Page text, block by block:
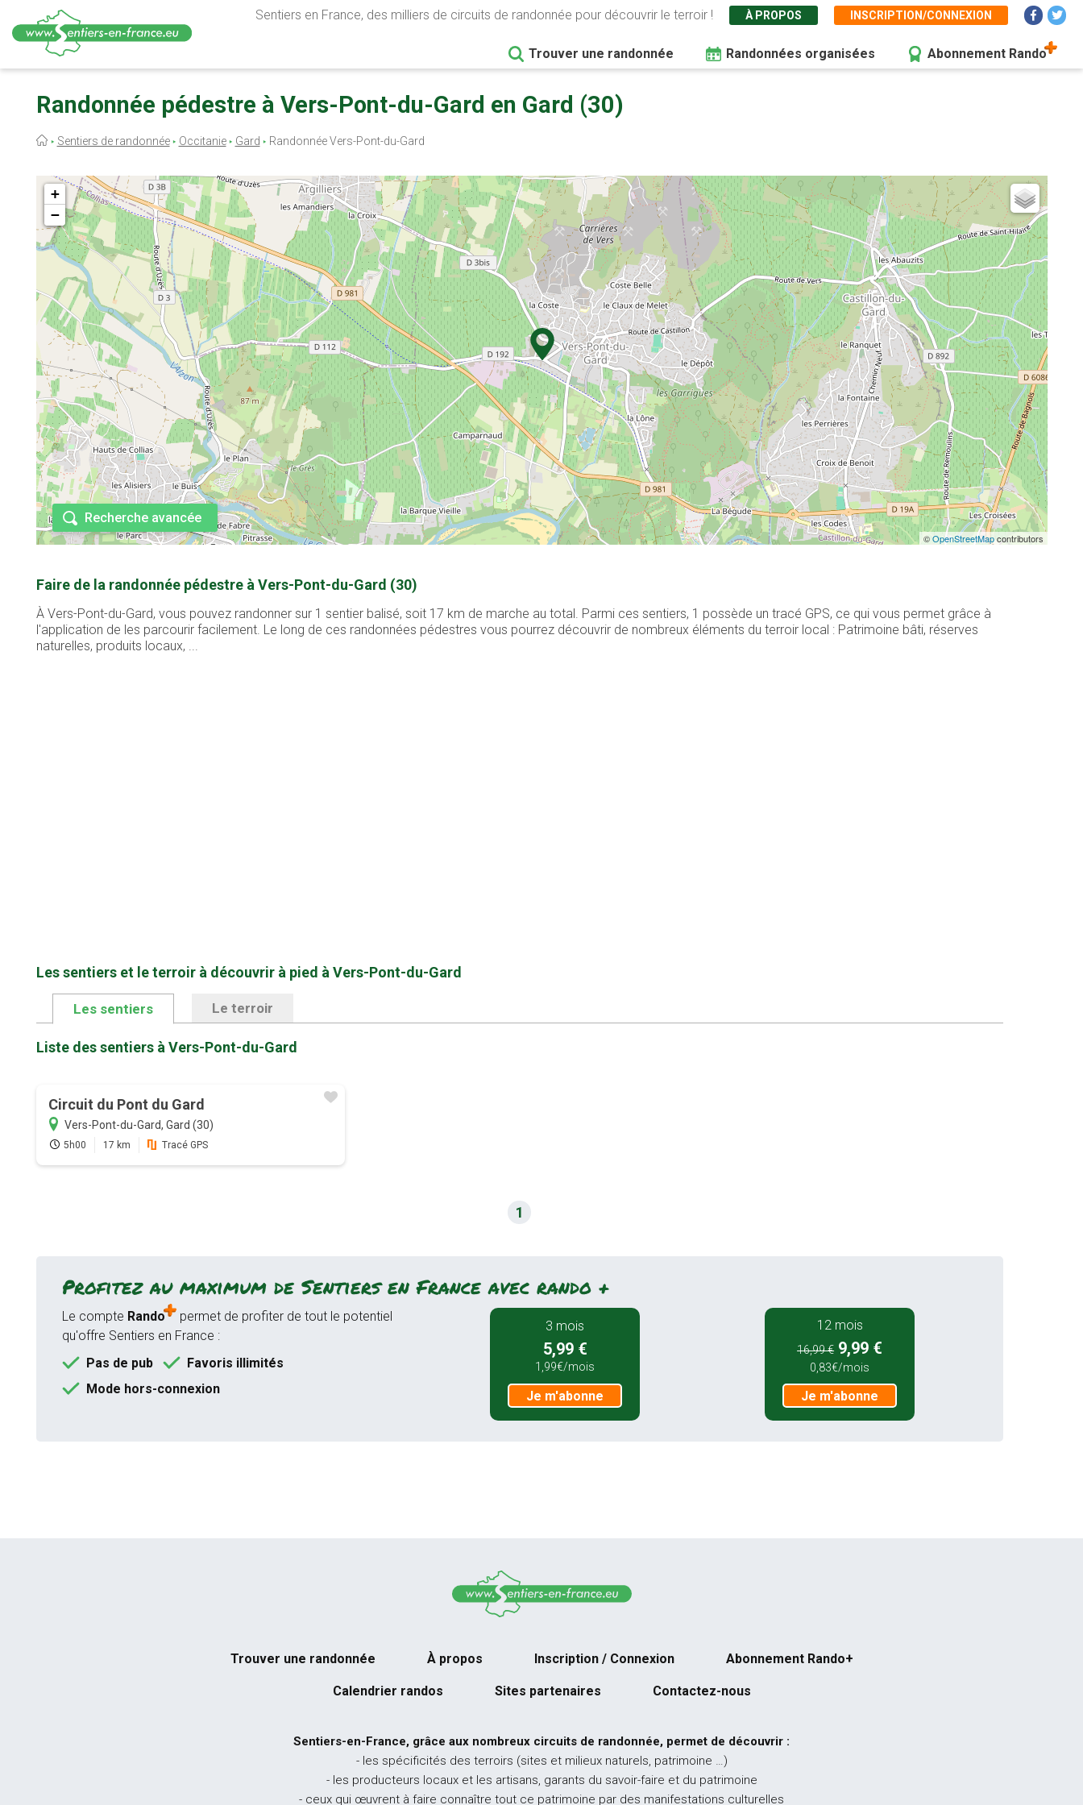
contenu
Sentiers en France, des milliers de circuits de randonnée pour découvrir le terroir ! À PROPOS INSCRIPTION/CONNEXION
Trouver une randonnée Randonnées organisées Abonnement Rando
Randonnée pédestre à Vers-Pont-du-Gard en Gard (30)
Fil
Sentiers de randonnée Occitanie Gard Randonnée Vers-Pont-du-Gard
+
−
©OpenStreetMapcontributors
Recherche avancée
Faire de la randonnée pédestre à Vers-Pont-du-Gard (30)
À Vers-Pont-du-Gard, vous pouvez randonner sur 1 sentier balisé, soit 17 km de marche au total. Parmi ces sentiers, 1 possède un tracé GPS, ce qui vous permet grâce à
l'application de les parcourir facilement. Le long de ces randonnées pédestres vous pourrez découvrir de nombreux éléments du terroir local : Patrimoine bâti, réserves
naturelles, produits locaux, ...
Les sentiers et le terroir à découvrir à pied à Vers-Pont-du-Gard
Les sentiers Le terroir
Liste des sentiers à Vers-Pont-du-Gard
Circuit du Pont du Gard
Vers-Pont-du-Gard, Gard (30)
5h00 17 km Tracé GPS
1
Profitez au maximum de Sentiers en France avec rando +
Le compte Rando
permet de profiter de tout le potentiel
qu'offre Sentiers en France :
Pas de pub
Favoris illimités
Mode hors-connexion
3 mois
5,99 €
1,99€/mois
Je m'abonne
12 mois
16,99 € 9,99 €
0,83€/mois
Je m'abonne
Trouver une randonnée À propos Inscription / Connexion Abonnement Rando+
Calendrier randos Sites partenaires Contactez-nous
Sentiers-en-France, grâce aux nombreux circuits de randonnée, permet de découvrir :
- les spécificités des terroirs (sites et milieux naturels, patrimoine …)
- les producteurs locaux et les artisans, garants du savoir-faire et du patrimoine
- ceux qui œuvrent à faire connaître tout ce patrimoine par des manifestations culturelles